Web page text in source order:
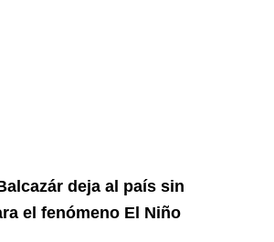
deja al país sin
el fenómeno El Niño